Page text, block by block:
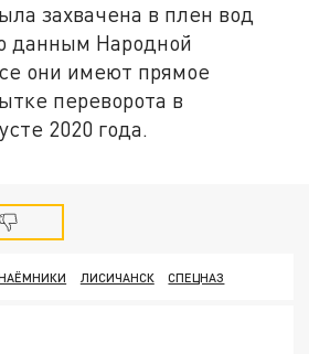
захвачена в плен вод
данным Народной
они имеют прямое
переворота в
2020 года.
ЛИСИЧАНСК СПЕЦНАЗ